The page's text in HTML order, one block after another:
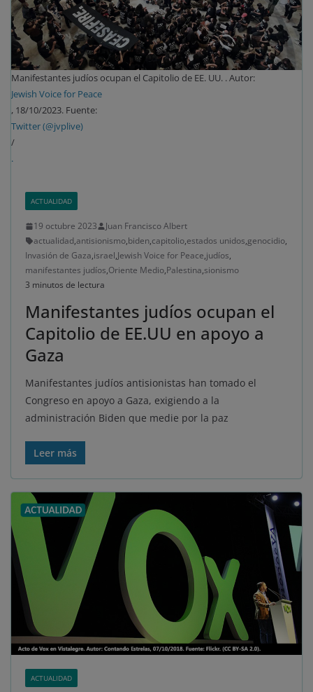
Manifestantes judíos ocupan el Capitolio de EE. UU. . Autor:
Jewish Voice for Peace
, 18/10/2023. Fuente:
Twitter (@jvplive)
/
.
ACTUALIDAD
19 octubre 2023
Juan Francisco Albert
actualidad,antisionismo,biden,capitolio,estados unidos,genocidio,
Invasión de Gaza,israel,Jewish Voice for Peace,judíos,
manifestantes judíos,Oriente Medio,Palestina,sionismo
3 minutos de lectura
Manifestantes judíos ocupan el
Capitolio de EE.UU en apoyo a
Gaza
Manifestantes judíos antisionistas han tomado el
Congreso en apoyo a Gaza, exigiendo a la
administración Biden que medie por la paz
Leer más
ACTUALIDAD